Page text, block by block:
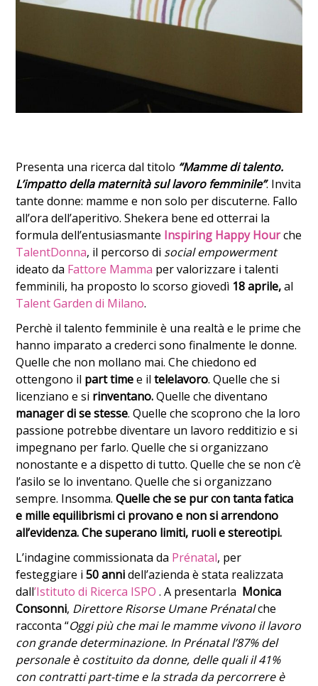
Presenta una ricerca dal titolo “Mamme di talento.
L’impatto della maternità sul lavoro femminile”. Invita
tante donne: mamme e non solo per discuterne. Fallo
all’ora dell’aperitivo. Shekera bene ed otterrai la
formula dell’entusiasmante Inspiring Happy Hourche
TalentDonna, il percorso di social empowerment
ideato da Fattore Mamma per valorizzare i talenti
femminili, ha proposto lo scorso giovedì 18 aprile,al
Talent Garden di Milano.
Perchè il talento femminile è una realtà e le prime che
hanno imparato a crederci sono finalmente le donne.
Quelle che non mollano mai. Che chiedono ed
ottengono il part timee iltelelavoro. Quelle che si
licenziano e si rinventano.Quelle che diventano
manager di se stesse. Quelle che scoprono che la loro
passione potrebbe diventare un lavoro redditizio e si
impegnano per farlo. Quelle che si organizzano
nonostante e a dispetto di tutto. Quelle che se non c’è
l’asilo se lo inventano. Quelle che si organizzano
sempre. Insomma.Quelle che se pur con tanta fatica
e mille equilibrismi ci provano e non si arrendono
all’evidenza. Che superano limiti, ruoli e stereotipi.
L’indagine commissionata da Prénatal, per
festeggiare i50 annidell’azienda è stata realizzata
dall’Istituto di Ricerca ISPO. A presentarla Monica
Consonni, Direttore Risorse Umane Prénatalche
racconta “Oggi più che mai le mamme vivono il lavoro
con grande determinazione. In Prénatal l’87% del
personale è costituito da donne, delle quali il 41%
con contratti part-time e la strada da percorrere è